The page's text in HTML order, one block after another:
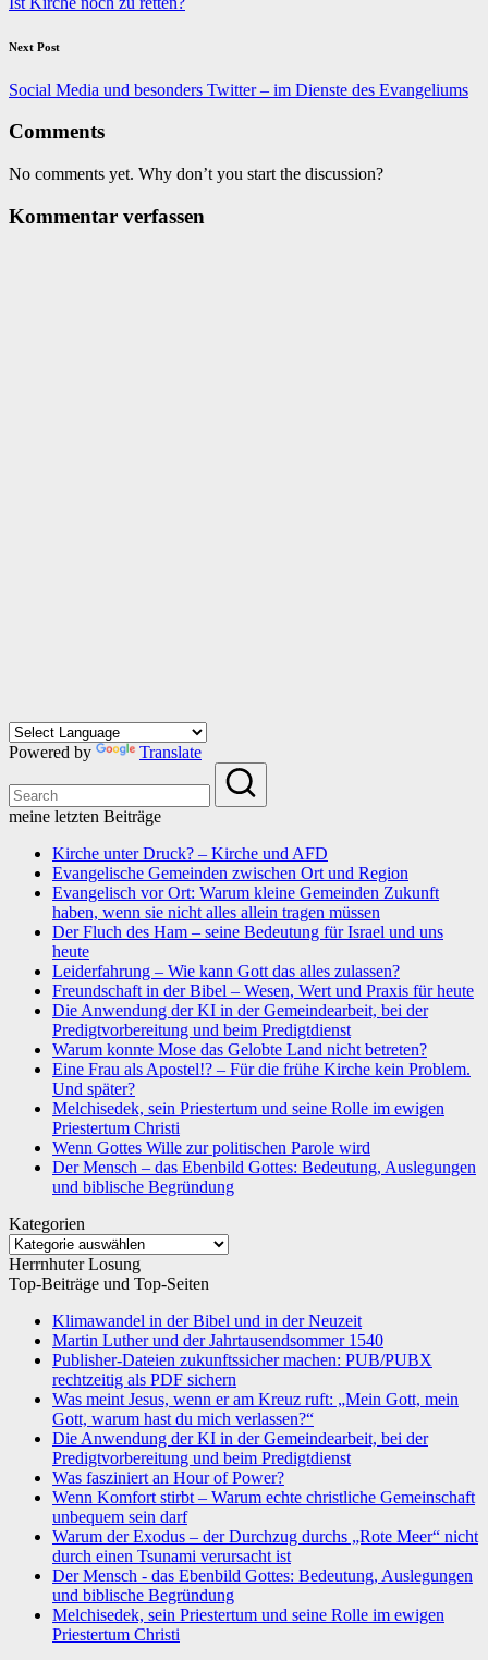
Next Post
Social Media und besonders Twitter – im Dienste des Evangeliums
Comments
No comments yet. Why don’t you start the discussion?
Kommentar verfassen
Powered by Translate
meine letzten Beiträge
Kirche unter Druck? – Kirche und AFD
Evangelische Gemeinden zwischen Ort und Region
Evangelisch vor Ort: Warum kleine Gemeinden Zukunft
haben, wenn sie nicht alles allein tragen müssen
Der Fluch des Ham – seine Bedeutung für Israel und uns
heute
Leiderfahrung – Wie kann Gott das alles zulassen?
Freundschaft in der Bibel – Wesen, Wert und Praxis für heute
Die Anwendung der KI in der Gemeindearbeit, bei der
Predigtvorbereitung und beim Predigtdienst
Warum konnte Mose das Gelobte Land nicht betreten?
Eine Frau als Apostel!? – Für die frühe Kirche kein Problem.
Und später?
Melchisedek, sein Priestertum und seine Rolle im ewigen
Priestertum Christi
Wenn Gottes Wille zur politischen Parole wird
Der Mensch – das Ebenbild Gottes: Bedeutung, Auslegungen
und biblische Begründung
Kategorien
Kategorien
Herrnhuter Losung
Top-Beiträge und Top-Seiten
Klimawandel in der Bibel und in der Neuzeit
Martin Luther und der Jahrtausendsommer 1540
Publisher-Dateien zukunftssicher machen: PUB/PUBX
rechtzeitig als PDF sichern
Was meint Jesus, wenn er am Kreuz ruft: „Mein Gott, mein
Gott, warum hast du mich verlassen?“
Die Anwendung der KI in der Gemeindearbeit, bei der
Predigtvorbereitung und beim Predigtdienst
Was fasziniert an Hour of Power?
Wenn Komfort stirbt – Warum echte christliche Gemeinschaft
unbequem sein darf
Warum der Exodus – der Durchzug durchs „Rote Meer“ nicht
durch einen Tsunami verursacht ist
Der Mensch - das Ebenbild Gottes: Bedeutung, Auslegungen
und biblische Begründung
Melchisedek, sein Priestertum und seine Rolle im ewigen
Priestertum Christi